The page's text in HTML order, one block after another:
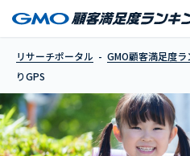
リサーチポータル GMO顧客満足度
りGPS